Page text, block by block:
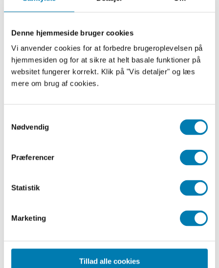
Denne hjemmeside bruger cookies
Vi anvender cookies for at forbedre brugeroplevelsen på
hjemmesiden og for at sikre at helt basale funktioner på
websitet fungerer korrekt. Klik på "Vis detaljer" og læs
mere om brug af cookies.
Nødvendig
Præferencer
Statistik
Marketing
Tillad alle cookies
videregives kun til:
Skolens interne afdelinger
Udvalgte og betroede tredjemænd,
der skal benytte dine
personoplysninger med henblik på
optagelse på en uddannelse eller
hjemmesiden fører vi statistik over, hvordan
fx til at se hvilke sider og browsere, du
hjemmesiden.
Personoplysningerne lagres på en sikker